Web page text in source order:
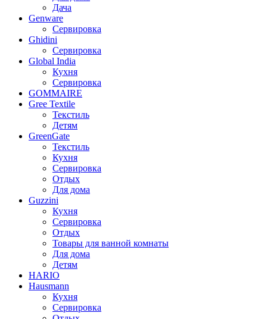
Дача
Genware
Сервировка
Ghidini
Сервировка
Global India
Кухня
Сервировка
GOMMAIRE
Gree Textile
Текстиль
Детям
GreenGate
Текстиль
Кухня
Сервировка
Отдых
Для дома
Guzzini
Кухня
Сервировка
Отдых
Товары для ванной комнаты
Для дома
Детям
HARIO
Hausmann
Кухня
Сервировка